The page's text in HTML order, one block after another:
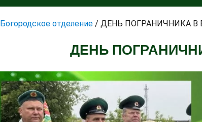
Богородское отделение / ДЕНЬ ПОГРАНИЧНИКА В
ДЕНЬ